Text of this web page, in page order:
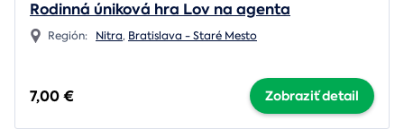
Rodinná úniková hra Lov na agenta
Región: Nitra, Bratislava - Staré Mesto
7,00 € Zobraziť detail